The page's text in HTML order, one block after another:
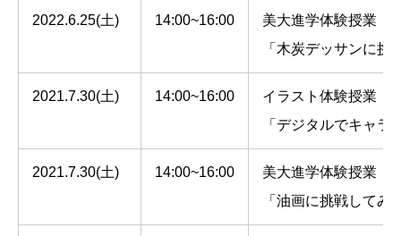
2022.6.25(土) 14:00~16:00
美大進学体験授業
「木炭デッサンに挑
2021.7.30(土) 14:00~16:00
イラスト体験授業
「デジタルでキャラ
2021.7.30(土) 14:00~16:00
美大進学体験授業
「油画に挑戦してみ